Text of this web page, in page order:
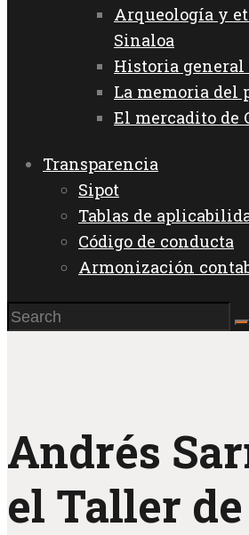
Arqueología y
Sinaloa
Historia general
La memoria del
El mercadito de
Transparencia
Sipot
Tablas de
Código de conducta
Armonización
Andrés
el Taller